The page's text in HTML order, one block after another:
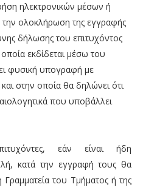
ηλεκτρονικών μέσων ή
την ολοκλήρωση της εγγραφής
δήλωσης του επιτυχόντος
εκδίδεται μέσω του
φυσική υπογραφή με
στην οποία θα δηλώνει ότι
που υποβάλλει
εάν είναι ήδη
κατά την εγγραφή τους θα
του Τμήματος ή της